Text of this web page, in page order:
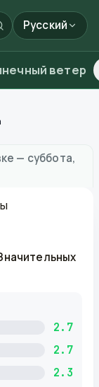
Русский
ветер
— суббота,
2.7
2.7
2.3